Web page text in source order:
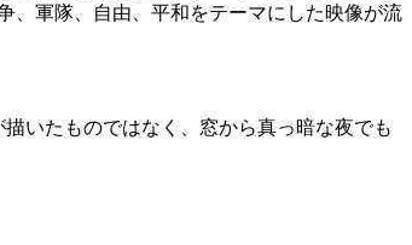
、軍隊、自由、平和をテーマにした映像が流
いたものではなく、窓から真っ暗な夜でも